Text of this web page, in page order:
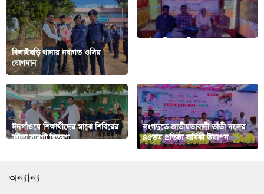
বিলাইছড়ি থানায় নবাগত ওসির
যোগদান
ঈদগাঁওয়ে শিক্ষার্থীদের মাঝে শিবিরের
ক্রীড়া সামগ্রী বিতরণ
লংগদুতে জাতীয়তাবাদী তাঁতী দলের
৪৫তম প্রতিষ্ঠা বার্ষিকী উযাপন
অন্যান্য